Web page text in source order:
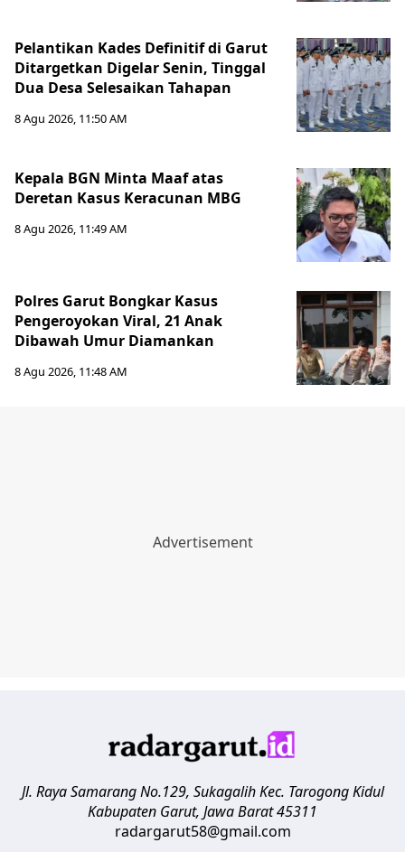
Pelantikan Kades Definitif di Garut
Ditargetkan Digelar Senin, Tinggal
Dua Desa Selesaikan Tahapan
8 Agu 2026, 11:50 AM
Kepala BGN Minta Maaf atas
Deretan Kasus Keracunan MBG
8 Agu 2026, 11:49 AM
Polres Garut Bongkar Kasus
Pengeroyokan Viral, 21 Anak
Dibawah Umur Diamankan
8 Agu 2026, 11:48 AM
Jl. Raya Samarang No.129, Sukagalih Kec. Tarogong Kidul
Kabupaten Garut, Jawa Barat45311
radargarut58@gmail.com